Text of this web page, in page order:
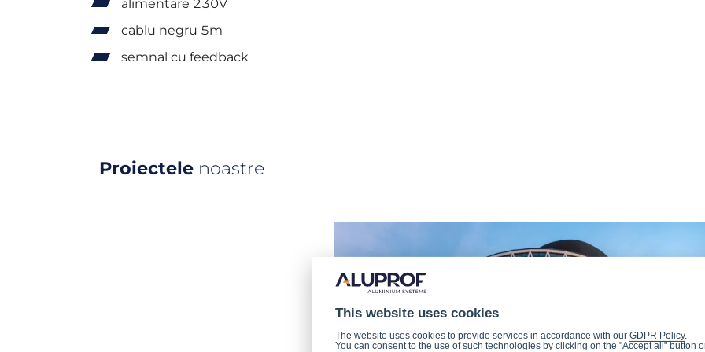
alimentare 230V
cablu negru 5m
semnal cu feedback
Proiectele noastre
This website uses cookies
The website uses cookies to provide services in accordance with our GDPR Policy.
You can consent to the use of such technologies by clicking on the "Accept all" button